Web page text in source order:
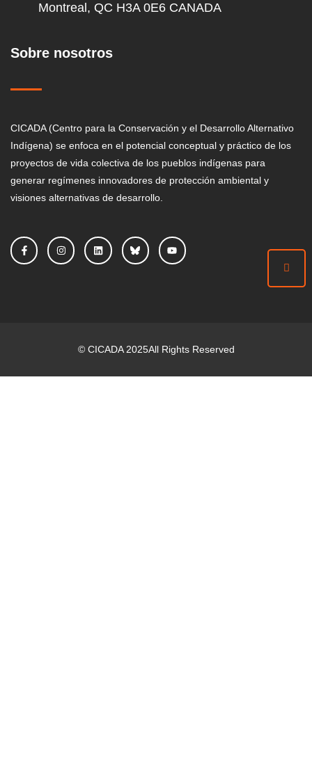
Montreal, QC H3A 0E6 CANADA
Sobre nosotros
CICADA (Centro para la Conservación y el Desarrollo Alternativo
Indígena) se enfoca en el potencial conceptual y práctico de los
proyectos de vida colectiva de los pueblos indígenas para
generar regímenes innovadores de protección ambiental y
visiones alternativas de desarrollo.
© CICADA2025All Rights Reserved